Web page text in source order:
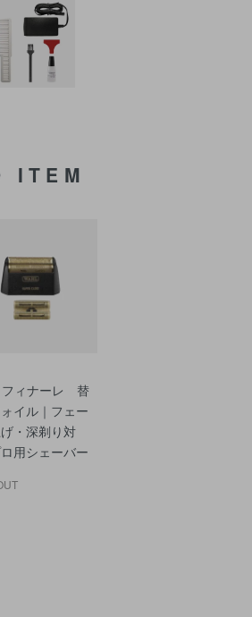
ITEM
フィナーレ 替
イル｜フェー
げ・深剃り対
用シェーバー